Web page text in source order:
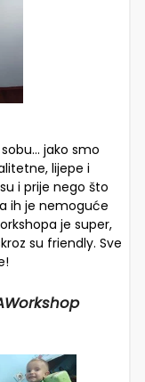
jako smo
lijepe i
i prije nego što
ih je nemoguće
je super,
su friendly. Sve